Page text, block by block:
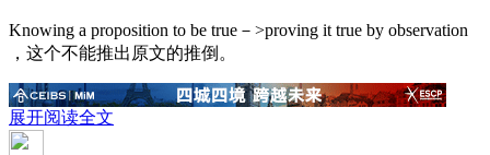
Knowing a proposition to be true－>proving it true by observation
，这个不能推出原文的推倒。
展开阅读全文